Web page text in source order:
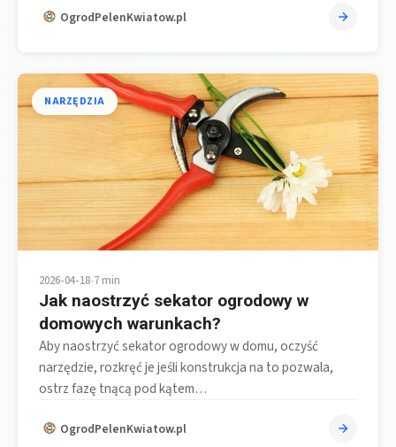
OgrodPelenKwiatow.pl
NARZĘDZIA
2026-04-18•7 min
Jak naostrzyć sekator ogrodowy w
domowych warunkach?
Aby naostrzyć sekator ogrodowy w domu, oczyść
narzędzie, rozkręć je jeśli konstrukcja na to pozwala,
ostrz fazę tnącą pod kątem…
OgrodPelenKwiatow.pl